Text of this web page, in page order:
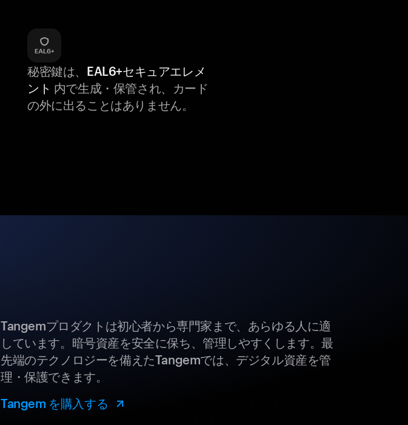
秘密鍵は、 EAL6+セキュアエレメ
ント 内で生成・保管され、カード
の外に出ることはありません。
Tangemプロダクトは初心者から専門家まで、あらゆる人に適
しています。暗号資産を安全に保ち、管理しやすくします。最
先端のテクノロジーを備えたTangemでは、デジタル資産を管
理・保護できます。
Tangem を購入する